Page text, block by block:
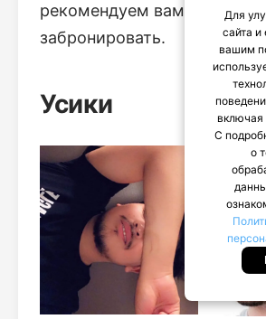
рекомендуем вам
забронировать.
Усики
Для
сайта и
вашим
включая
С
о